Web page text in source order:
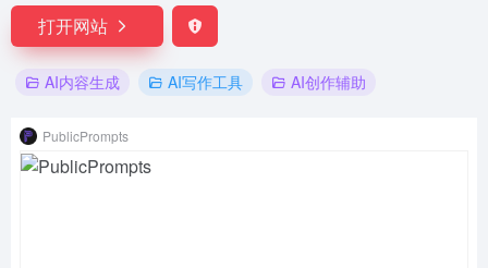
打开网站
AI内容生成 AI写作工具 AI创作辅助
PublicPrompts